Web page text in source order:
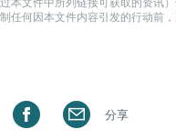
任何因本文件内容引发的行动前，
分享